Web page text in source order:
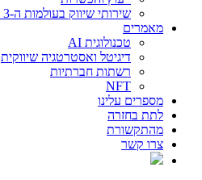
שירותי שיווק בעולמות ה-WEB 3 וה-NFT
מאמרים
טכנולוגית AI
דיגיטל ואסטרטגיה שיווקית
רשתות חברתיות
NFT
מספרים עלינו
לתת בחזרה
מהתקשורת
צרו קשר